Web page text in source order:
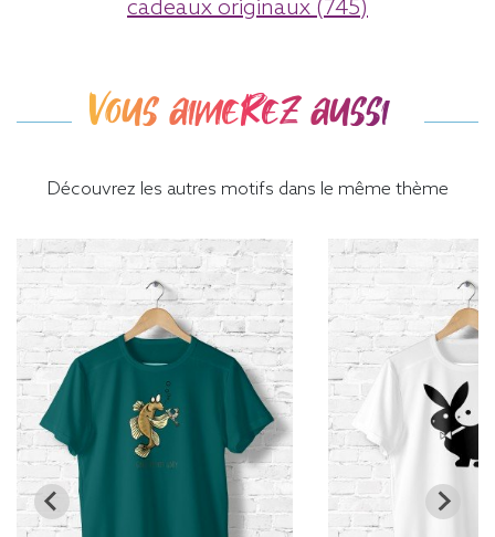
cadeaux originaux (745)
Vous aimerez aussi
Découvrez les autres motifs dans le même thème